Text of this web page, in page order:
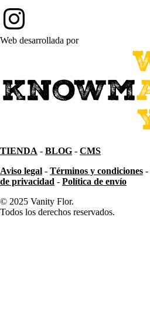
Web desarrollada por
TIENDA - BLOG - CMS
Aviso legal - Términos y condiciones -
de privacidad - Política de envío
© 2025 Vanity Flor.
Todos los derechos reservados.